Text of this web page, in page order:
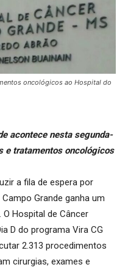
oncológicos ao Hospital do
acontece nesta segunda-
e tratamentos oncológicos
a fila de espera por
Grande ganha um
Hospital de Câncer
D do programa Vira CG
2.313 procedimentos
cirurgias, exames e